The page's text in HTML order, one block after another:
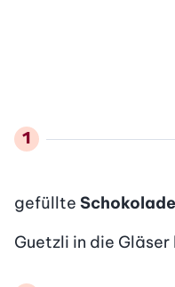
gefüllte
Guetzli in die Gläser